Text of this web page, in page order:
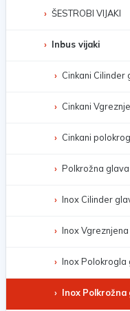
ŠESTROBI VIJAKI
Inbus vijaki
Cinkani Cilinder
Cinkani
Cinkani
Polkrožna
Inox Cilinder
Inox
Inox Polokrogla
Inox Polkrožna